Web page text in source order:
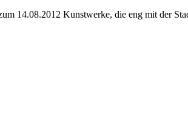
14.08.2012 Kunstwerke, die eng mit der